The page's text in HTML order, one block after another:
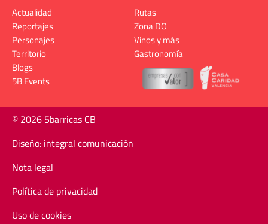
Actualidad
Reportajes
Personajes
Territorio
Rutas
Zona DO
Vinos y más
Gastronomía
Blogs
5B Events
© 2026 5barricas CB
Diseño: integral comunicación
Nota legal
Política de privacidad
Uso de cookies